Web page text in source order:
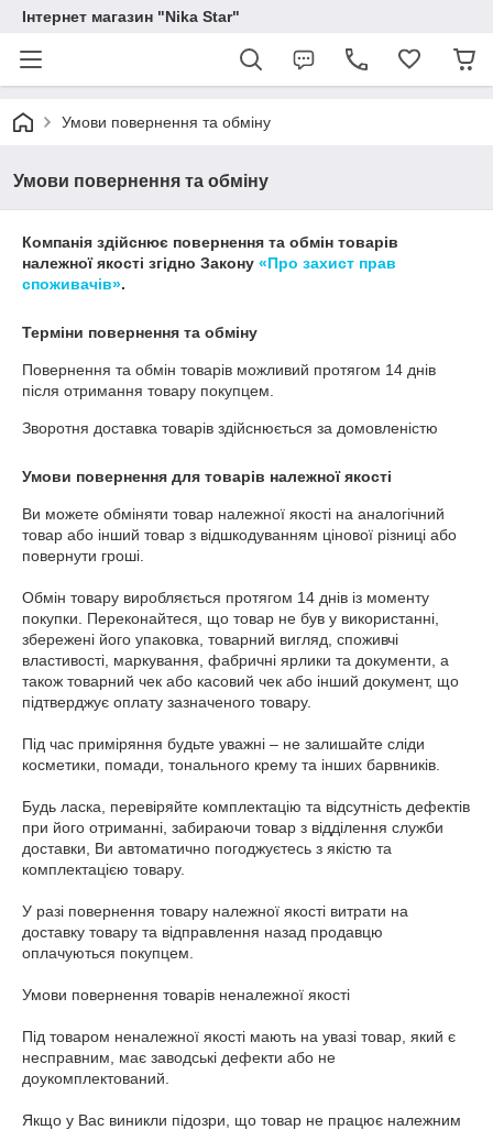
Інтернет магазин "Nika Star"
Умови повернення та обміну
Умови повернення та обміну
Компанія здійснює повернення та обмін товарів
належної якості згідно Закону «Про захист прав
споживачів».
Терміни повернення та обміну
Повернення та обмін товарів можливий протягом 14 днів
після отримання товару покупцем.
Зворотня доставка товарів здійснюється за домовленістю
Умови повернення для товарів належної якості
Ви можете обміняти товар належної якості на аналогічний
товар або інший товар з відшкодуванням цінової різниці або
повернути гроші.
Обмін товару виробляється протягом 14 днів із моменту
покупки. Переконайтеся, що товар не був у використанні,
збережені його упаковка, товарний вигляд, споживчі
властивості, маркування, фабричні ярлики та документи, а
також товарний чек або касовий чек або інший документ, що
підтверджує оплату зазначеного товару.
Під час приміряння будьте уважні – не залишайте сліди
косметики, помади, тонального крему та інших барвників.
Будь ласка, перевіряйте комплектацію та відсутність дефектів
при його отриманні, забираючи товар з відділення служби
доставки, Ви автоматично погоджуєтесь з якістю та
комплектацією товару.
У разі повернення товару належної якості витрати на
доставку товару та відправлення назад продавцю
оплачуються покупцем.
Умови повернення товарів неналежної якості
Під товаром неналежної якості мають на увазі товар, який є
несправним, має заводські дефекти або не
доукомплектований.
Якщо у Вас виникли підозри, що товар не працює належним